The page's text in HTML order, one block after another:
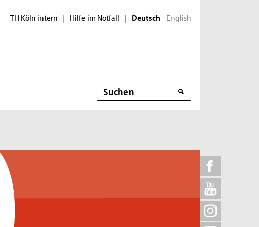
TH Köln intern | Hilfe im Notfall | Deutsch English
Suche